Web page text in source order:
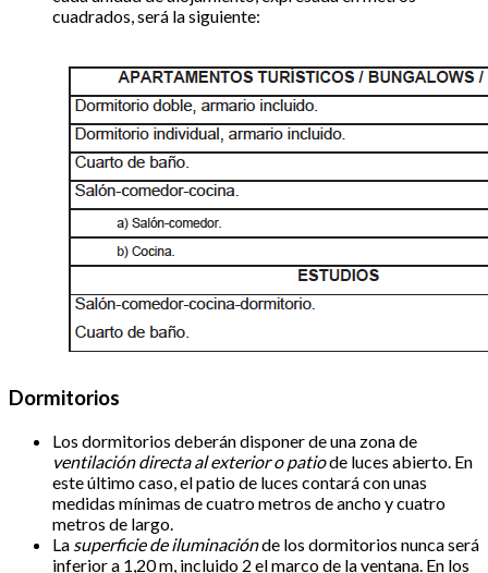
cuadrados, será la siguiente:
Dormitorios
Los dormitorios deberán disponer de una zona de
ventilación directa al exterior o patiode luces abierto. En
este último caso, el patio de luces contará con unas
medidas mínimas de cuatro metros de ancho y cuatro
metros de largo.
La superficie de iluminaciónde los dormitorios nunca será
inferior a 1,20 m, incluido 2 el marco de la ventana. En los